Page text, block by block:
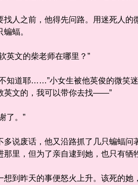
之前，他得先问路。用迷死人的
蝙蝠。
文的柴老师在哪里？”
道耶……”小女生被他英俊的微笑迷
英文的，我可以带你去找——”
。”
废话，他又沿路抓了几只蝙蝠问
那里，但为了亲自逮到她，也只有牺
昨天的事便怒火上升。该死的她，